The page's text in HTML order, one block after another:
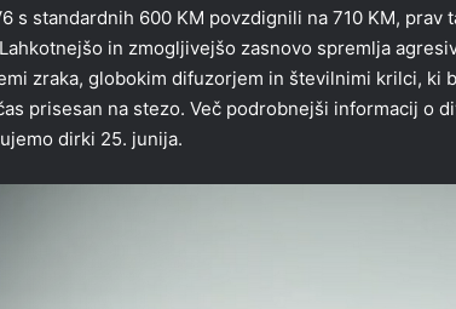
s standardnih 600 KM povzdignili na 710 KM, prav
in zmogljivejšo zasnovo spremlja
zraka, globokim difuzorjem in številnimi krilci, ki
prisesan na stezo. Več podrobnejši informacij o
dirki 25. junija.